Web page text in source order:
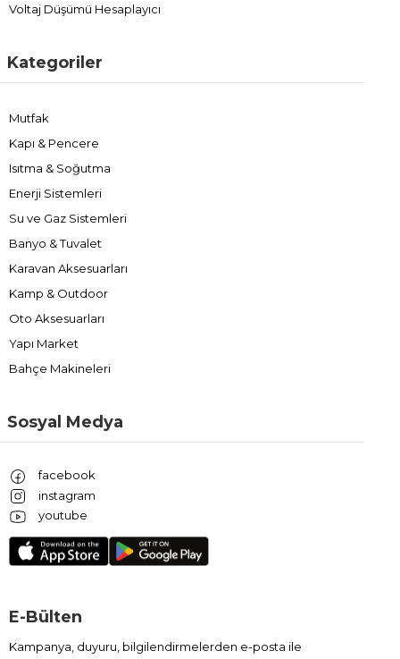
Voltaj Düşümü Hesaplayıcı
Kategoriler
Mutfak
Kapı & Pencere
Isıtma & Soğutma
Enerji Sistemleri
Su ve Gaz Sistemleri
Banyo & Tuvalet
Karavan Aksesuarları
Kamp & Outdoor
Oto Aksesuarları
Yapı Market
Bahçe Makineleri
Sosyal Medya
facebook
instagram
youtube
E-Bülten
Kampanya, duyuru, bilgilendirmelerden e-posta ile